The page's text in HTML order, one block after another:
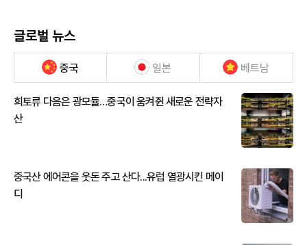
글로벌 뉴스
중국 일본 베트남
희토류 다음은 광모듈…중국이 움켜쥔 새로운 전략자
산
중국산 에어콘을 웃돈 주고 산다...유럽 열광시킨 메이
디